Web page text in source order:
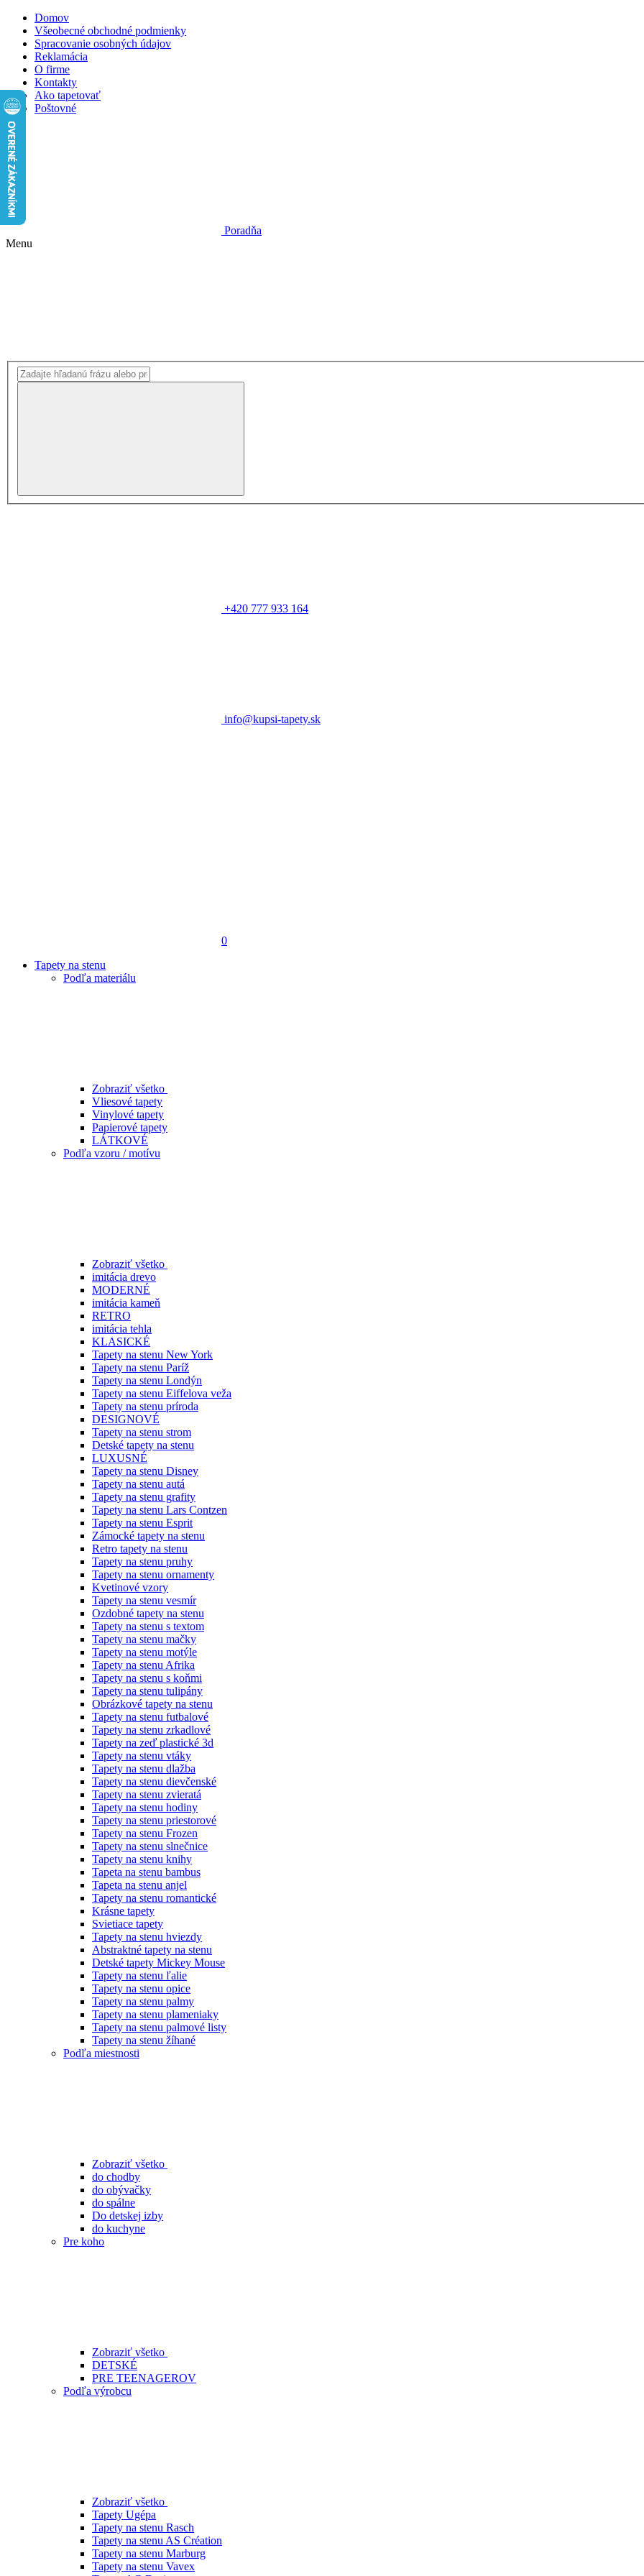
Domov
Všeobecné obchodné podmienky
Spracovanie osobných údajov
Reklamácia
O firme
Kontakty
Ako tapetovať
Poštovné
Poradňa
Menu
+420 777 933 164
info@kupsi-tapety.sk
0
Tapety na stenu
Podľa materiálu
Zobraziť všetko
Vliesové tapety
Vinylové tapety
Papierové tapety
LÁTKOVÉ
Podľa vzoru / motívu
Zobraziť všetko
imitácia drevo
MODERNÉ
imitácia kameň
RETRO
imitácia tehla
KLASICKÉ
Tapety na stenu New York
Tapety na stenu Paríž
Tapety na stenu Londýn
Tapety na stenu Eiffelova veža
Tapety na stenu príroda
DESIGNOVÉ
Tapety na stenu strom
Detské tapety na stenu
LUXUSNÉ
Tapety na stenu Disney
Tapety na stenu autá
Tapety na stenu grafity
Tapety na stenu Lars Contzen
Tapety na stenu Esprit
Zámocké tapety na stenu
Retro tapety na stenu
Tapety na stenu pruhy
Tapety na stenu ornamenty
Kvetinové vzory
Tapety na stenu vesmír
Ozdobné tapety na stenu
Tapety na stenu s textom
Tapety na stenu mačky
Tapety na stenu motýle
Tapety na stenu Afrika
Tapety na stenu s koňmi
Tapety na stenu tulipány
Obrázkové tapety na stenu
Tapety na stenu futbalové
Tapety na stenu zrkadlové
Tapety na zeď plastické 3d
Tapety na stenu vtáky
Tapety na stenu dlažba
Tapety na stenu dievčenské
Tapety na stenu zvieratá
Tapety na stenu hodiny
Tapety na stenu priestorové
Tapety na stenu Frozen
Tapety na stenu slnečnice
Tapety na stenu knihy
Tapeta na stenu bambus
Tapeta na stenu anjel
Tapety na stenu romantické
Krásne tapety
Svietiace tapety
Tapety na stenu hviezdy
Abstraktné tapety na stenu
Detské tapety Mickey Mouse
Tapety na stenu ľalie
Tapety na stenu opice
Tapety na stenu palmy
Tapety na stenu plameniaky
Tapety na stenu palmové listy
Tapety na stenu žíhané
Podľa miestnosti
Zobraziť všetko
do chodby
do obývačky
do spálne
Do detskej izby
do kuchyne
Pre koho
Zobraziť všetko
DETSKÉ
PRE TEENAGEROV
Podľa výrobcu
Zobraziť všetko
Tapety Ugépa
Tapety na stenu Rasch
Tapety na stenu AS Création
Tapety na stenu Marburg
Tapety na stenu Vavex